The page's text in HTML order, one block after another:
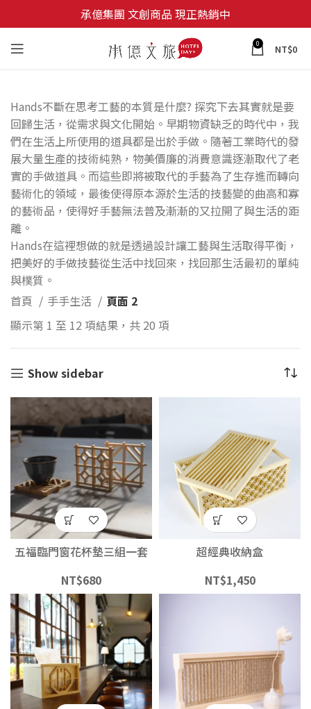
承億集團 文創商品 現正熱銷中
0 NT$0
Hands不斷在思考工藝的本質是什麼? 探究下去其實就是要
回歸生活，從需求與文化開始。早期物資缺乏的時代中，我
們在生活上所使用的道具都是出於手做。隨著工業時代的發
展大量生產的技術純熟，物美價廉的消費意識逐漸取代了老
實的手做道具。而這些即將被取代的手藝為了生存進而轉向
藝術化的領域，最後使得原本源於生活的技藝變的曲高和寡
的藝術品，使得好手藝無法普及漸漸的又拉開了與生活的距
離。
Hands在這裡想做的就是透過設計讓工藝與生活取得平衡，
把美好的手做技藝從生活中找回來，找回那生活最初的單純
與樸質。
首頁
手手生活
頁面 2
顯示第 1 至 12 項結果，共 20 項
Show sidebar
五福臨門窗花杯墊三組一套
NT$680
超經典收納盒
NT$1,450